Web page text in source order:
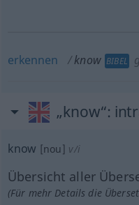
erkennen know BIBEL
„know“:
know [nou] v/i
Übersicht aller
(Für mehr Details die